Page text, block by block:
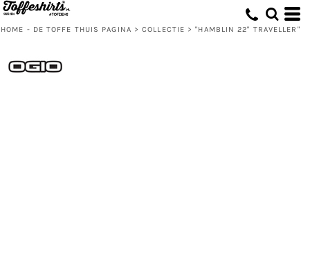
HOME - DE TOFFE THUIS PAGINA > COLLECTIE > "HAMBLIN 22" TRAVELLER"